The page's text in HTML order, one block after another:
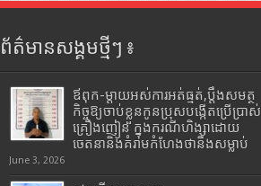
ព័ត៌មានសង្គមថ្មីៗ ៖
ឪពុក-ម្ដាយអស់ការអត់ធ្មត់,ប្ដឹងសមត្ថ
កិច្ចឱ្យចាប់ខ្លួនកូនប្រុសបង្កើតប្រើប្រាស់
គ្រឿងញៀន ក្នុងករណីហិង្សាដោយ
ចេតនានិងគំរាមកំហែងថានឹងសម្លាប់
June 3, 2026